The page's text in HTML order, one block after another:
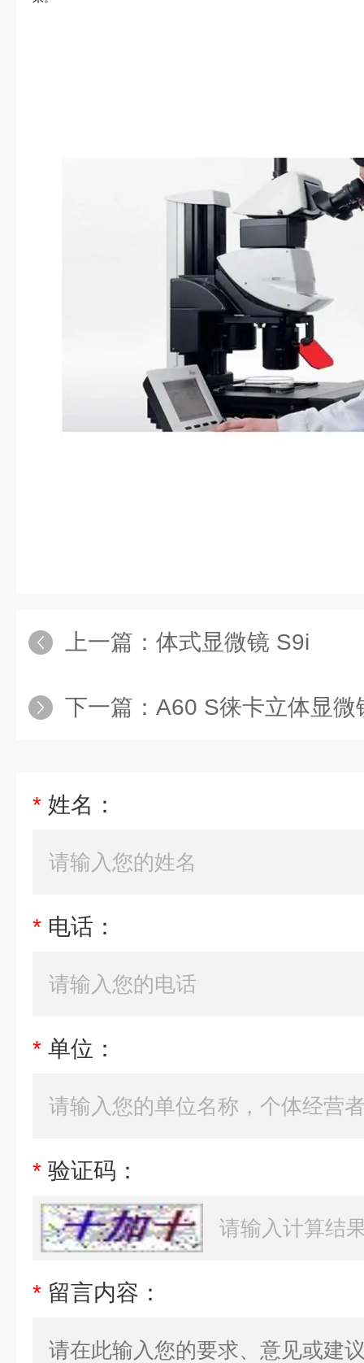
上一篇： 体式显微镜 S9i
下一篇： A60 S徕卡立体显微
* 姓名：
* 电话：
* 单位：
* 验证码：
* 留言内容：